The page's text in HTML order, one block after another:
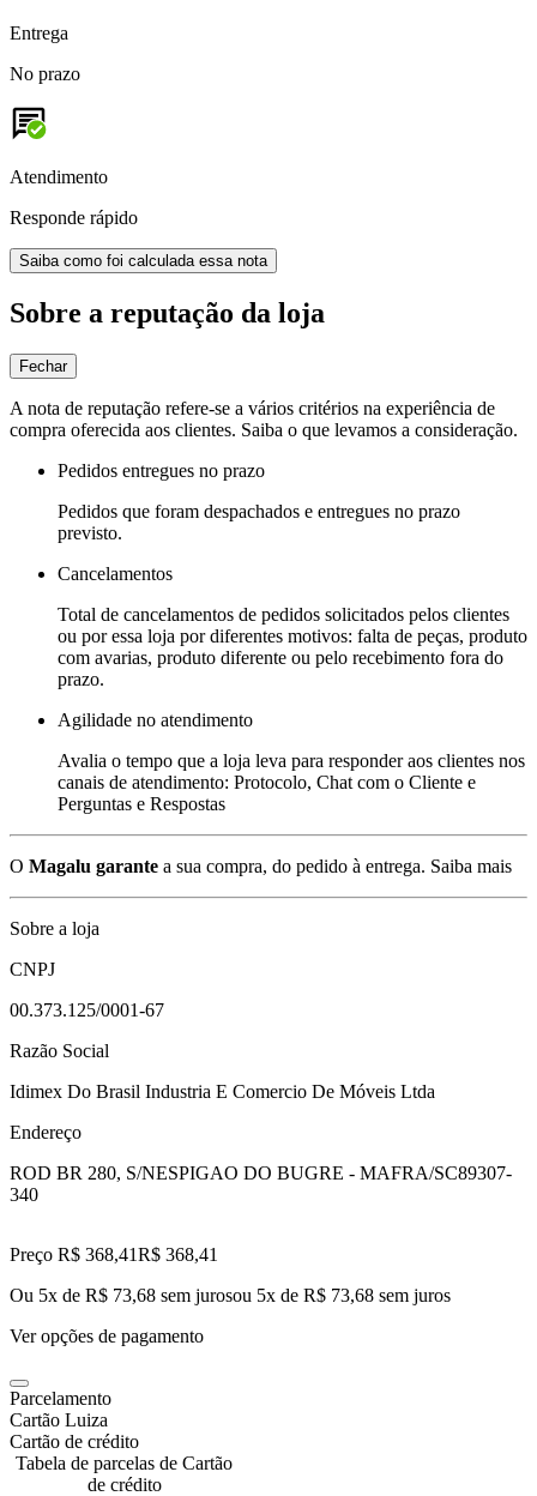
Entrega
No prazo
Atendimento
Responde rápido
Saiba como foi calculada essa nota
Sobre a reputação da loja
Fechar
A nota de reputação refere-se a vários critérios na experiência de
compra oferecida aos clientes. Saiba o que levamos a consideração.
Pedidos entregues no prazo
Pedidos que foram despachados e entregues no prazo
previsto.
Cancelamentos
Total de cancelamentos de pedidos solicitados pelos clientes
ou por essa loja por diferentes motivos: falta de peças, produto
com avarias, produto diferente ou pelo recebimento fora do
prazo.
Agilidade no atendimento
Avalia o tempo que a loja leva para responder aos clientes nos
canais de atendimento: Protocolo, Chat com o Cliente e
Perguntas e Respostas
O Magalu garante a sua compra, do pedido à entrega. Saiba mais
Sobre a loja
CNPJ
00.373.125/0001-67
Razão Social
Idimex Do Brasil Industria E Comercio De Móveis Ltda
Endereço
ROD BR 280, S/NESPIGAO DO BUGRE - MAFRA/SC89307-
340
Preço R$ 368,41R$ 368,41
Ou 5x de R$ 73,68 sem jurosou 5x de R$ 73,68 sem juros
Ver opções de pagamento
Parcelamento
Cartão Luiza
Cartão de crédito
Tabela de parcelas de Cartão
de crédito